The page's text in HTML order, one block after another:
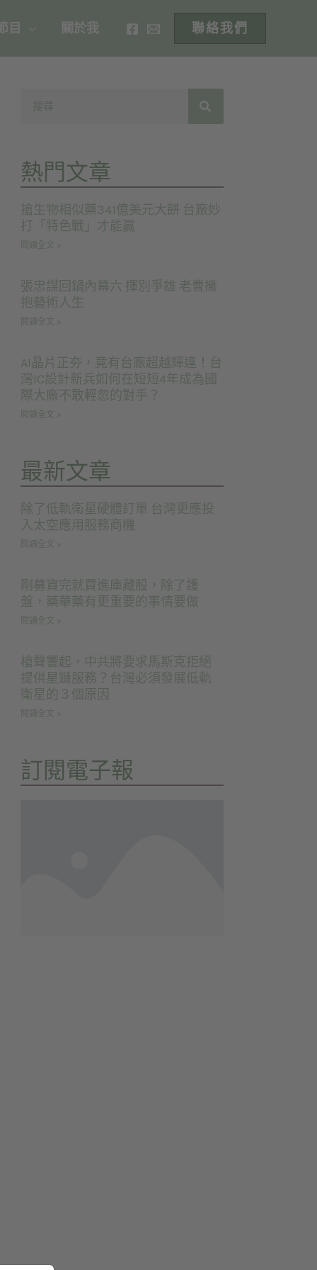
目 關於我 聯絡我們
熱門文章
搶生物相似藥341億美元大餅 台廠妙
打「特色戰」才能贏
閱讀全文 »
張忠謀回鍋內幕六 揮別爭雄 老曹擁
抱藝術人生
閱讀全文 »
AI晶片正夯，竟有台廠超越輝達！台
灣IC設計新兵如何在短短4年成為國
際大廠不敢輕忽的對手？
閱讀全文 »
最新文章
除了低軌衛星硬體訂單 台灣更應投
入太空應用服務商機
閱讀全文 »
剛募資完就買進庫藏股，除了護
盤，藥華藥有更重要的事情要做
閱讀全文 »
槍聲響起，中共將要求馬斯克拒絕
提供星鏈服務？台灣必須發展低軌
衛星的３個原因
閱讀全文 »
訂閱電子報